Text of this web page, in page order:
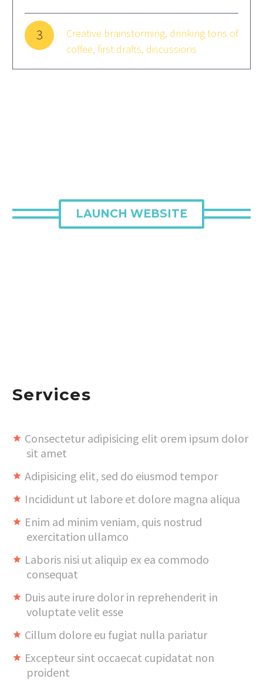
3
Creative brainstorming, drinking tons of
coffee, first drafts, discussions
LAUNCH WEBSITE
Services
Consectetur adipisicing elit orem ipsum dolor
sit amet
Adipisicing elit, sed do eiusmod tempor
Incididunt ut labore et dolore magna aliqua
Enim ad minim veniam, quis nostrud
exercitation ullamco
Laboris nisi ut aliquip ex ea commodo
consequat
Duis aute irure dolor in reprehenderit in
voluptate velit esse
Cillum dolore eu fugiat nulla pariatur
Excepteur sint occaecat cupidatat non
proident